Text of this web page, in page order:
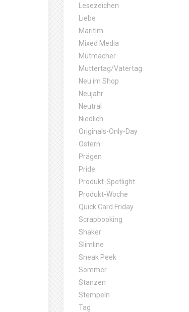
Lesezeichen
Liebe
Maritim
Mixed Media
Mutmacher
Muttertag/Vatertag
Neu im Shop
Neujahr
Neutral
Niedlich
Originals-Only-Day
Ostern
Prägen
Pride
Produkt-Spotlight
Produkt-Woche
Quick Card Friday
Scrapbooking
Shaker
Slimline
Sneak Peek
Sommer
Stanzen
Stempeln
Tag